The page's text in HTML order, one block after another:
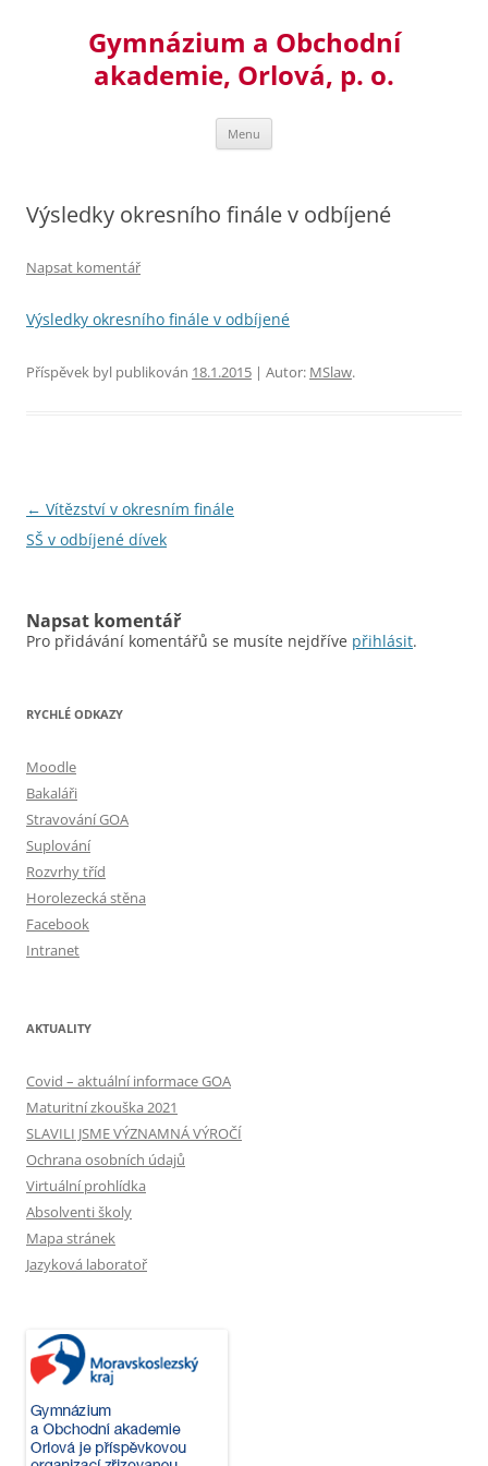
Gymnázium a Obchodní
akademie, Orlová, p. o.
Menu
Výsledky okresního finále v odbíjené
Napsat komentář
Výsledky okresního finále v odbíjené
Příspěvek byl publikován 18.1.2015 | Autor: MSlaw.
Navigace
pro
← Vítězství v okresním finále
SŠ v odbíjené dívek
Napsat komentář
Pro přidávání komentářů se musíte nejdříve přihlásit.
RYCHLÉ ODKAZY
Moodle
Bakaláři
Stravování GOA
Suplování
Rozvrhy tříd
Horolezecká stěna
Facebook
Intranet
AKTUALITY
Covid – aktuální informace GOA
Maturitní zkouška 2021
SLAVILI JSME VÝZNAMNÁ VÝROČÍ
Ochrana osobních údajů
Virtuální prohlídka
Absolventi školy
Mapa stránek
Jazyková laboratoř